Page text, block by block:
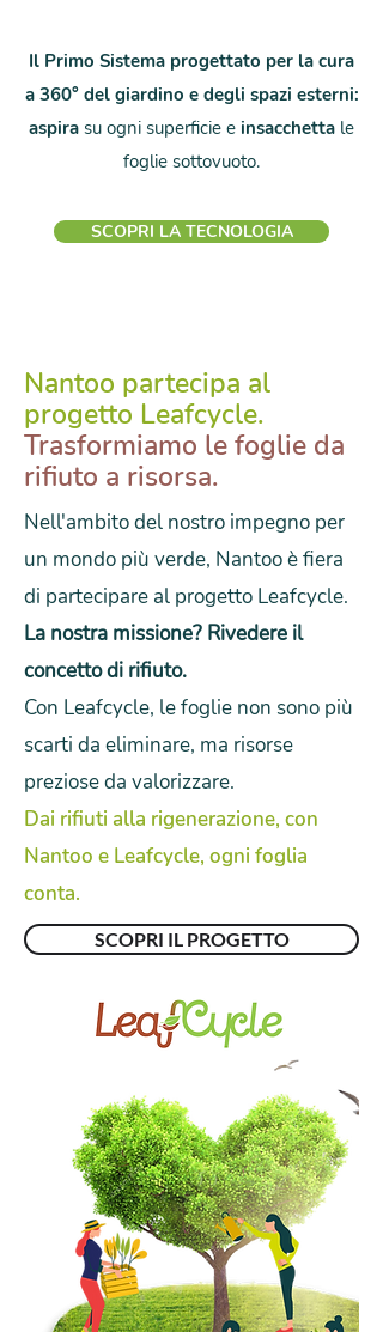
Il Primo Sistema progettato per la cura
a 360° del giardino e degli spazi esterni:
aspira su ogni superficie e insacchetta le
foglie sottovuoto.
SCOPRI LA TECNOLOGIA
Nantoo partecipa al
progetto Leafcycle.
Trasformiamo le foglie da
rifiuto a risorsa.
Nell'ambito del nostro impegno per
un mondo più verde, Nantoo è fiera
di partecipare al progetto Leafcycle.
La nostra missione? Rivedere il
concetto di rifiuto.
Con Leafcycle, le foglie non sono più
scarti da eliminare, ma risorse
preziose da valorizzare.
Dai rifiuti alla rigenerazione, con
Nantoo e Leafcycle, ogni foglia
conta.
SCOPRI IL PROGETTO